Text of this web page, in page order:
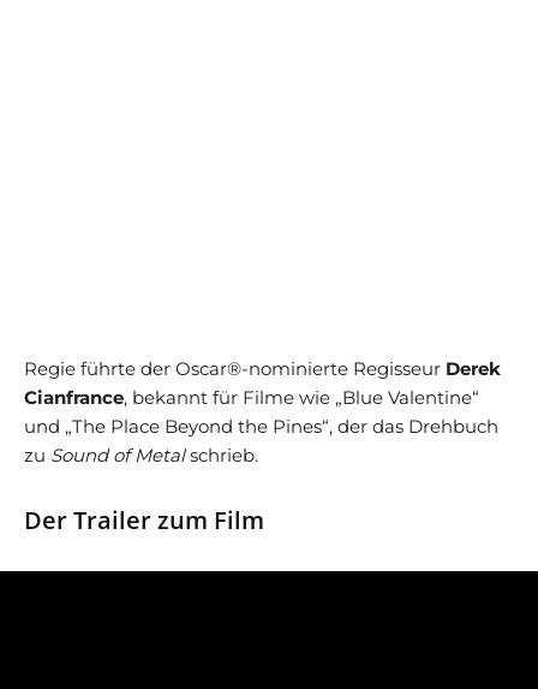
Regie führte der Oscar®-nominierte Regisseur Derek
Cianfrance, bekannt für Filme wie „Blue Valentine“
und „The Place Beyond the Pines“, der das Drehbuch
zu Sound of Metalschrieb.
Der Trailer zum Film